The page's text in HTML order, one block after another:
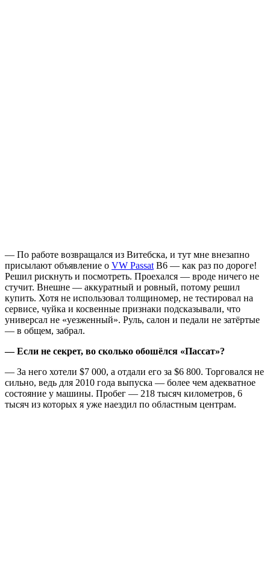
— По работе возвращался из Витебска, и тут мне внезапно
присылают объявление о VW Passat B6 — как раз по дороге!
Решил рискнуть и посмотреть. Проехался — вроде ничего не
стучит. Внешне — аккуратный и ровный, потому решил
купить. Хотя не использовал толщиномер, не тестировал на
сервисе, чуйка и косвенные признаки подсказывали, что
универсал не «уезженный». Руль, салон и педали не затёртые
— в общем, забрал.
— Если не секрет, во сколько обошёлся «Пассат»?
— За него хотели $7 000, а отдали его за $6 800. Торговался не
сильно, ведь для 2010 года выпуска — более чем адекватное
состояние у машины. Пробег — 218 тысяч километров, 6
тысяч из которых я уже наездил по областным центрам.